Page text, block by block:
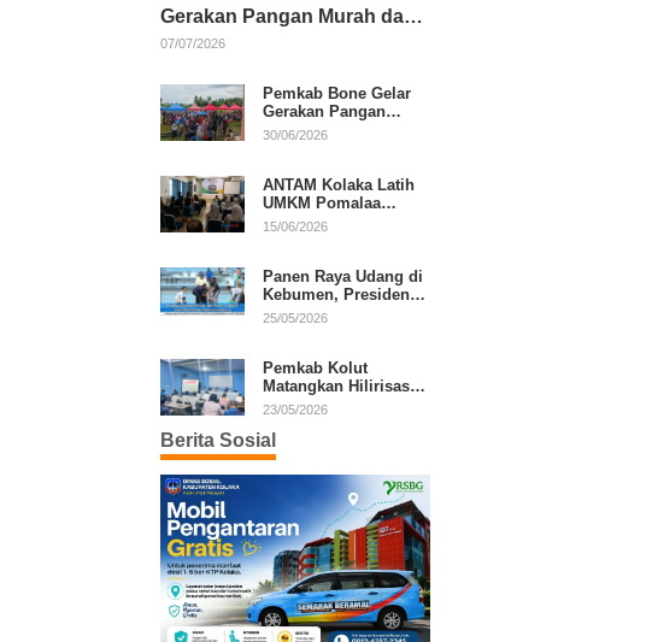
Gerakan Pangan Murah dan
Salurkan Pupuk Organik
07/07/2026
Pemkab Bone Gelar
Gerakan Pangan
Murah, Warga Serbu
30/06/2026
ANTAM Kolaka Latih
UMKM Pomalaa
Kembangkan Produk
15/06/2026
Panen Raya Udang di
Kebumen, Presiden
Prabowo Tekankan
25/05/2026
Pemkab Kolut
Matangkan Hilirisasi
Kakao dan Kelapa,
Daerah
23/05/2026
Berita Sosial